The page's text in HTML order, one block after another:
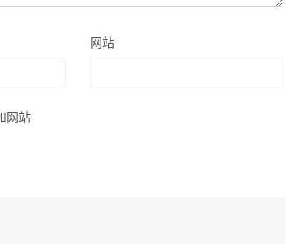
网站
网站